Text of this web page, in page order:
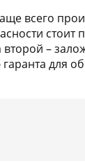
всего
–
для